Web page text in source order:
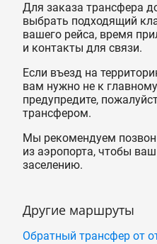
Для заказа трансфера
выбрать подходящий
вашего рейса, время
и контакты для связи.
Если въезд на
вам нужно не к
предупредите,
трансфером.
Мы рекомендуем
из аэропорта, чтобы
заселению.
Другие маршруты
Обратный трансфер от